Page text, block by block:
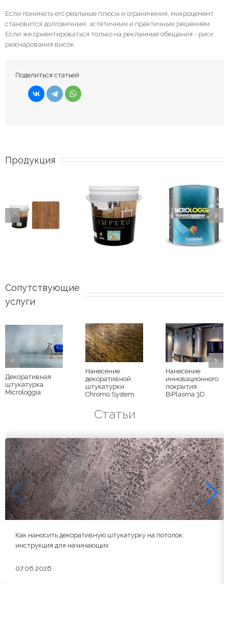
Если понимать его реальные плюсы и ограничения, микроцемент
становится долговечным, эстетичным и практичным решением.
Если же ориентироваться только на рекламные обещания - риск
разочарования высок.
Поделиться статьей
Продукция
Сопутствующие
услуги
Декоративная
штукатурка
Microloggia
Нанесение
декоративной
штукатурки
Chromo System
Нанесение
инновационного
покрытия
BiPlasma 3D
Статьи
Как наносить декоративную штукатурку на потолок:
инструкция для начинающих
07.06.2026